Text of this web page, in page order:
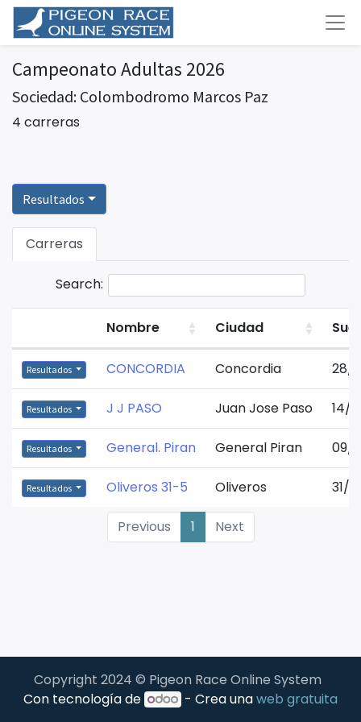
Campeonato Adultas 2026
Sociedad: Colombodromo Marcos Paz
4 carreras
Resultados
Carreras
Search:
Nombre Ciudad
Resultados CONCORDIA Concordia 28/
Resultados J J PASO Juan Jose Paso 14/
Resultados General. Piran General Piran 09/
Resultados Oliveros 31-5 Oliveros 31/
Previous 1 Next
Copyright 2024 © Pigeon Race Online System
Con tecnología de
- Crea unaweb gratuita